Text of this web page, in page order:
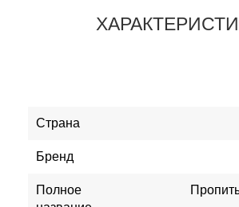
Страна
Бренд
Полное